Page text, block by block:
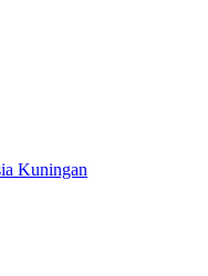
Kuningan